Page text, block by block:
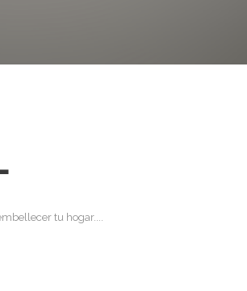
tu hogar....